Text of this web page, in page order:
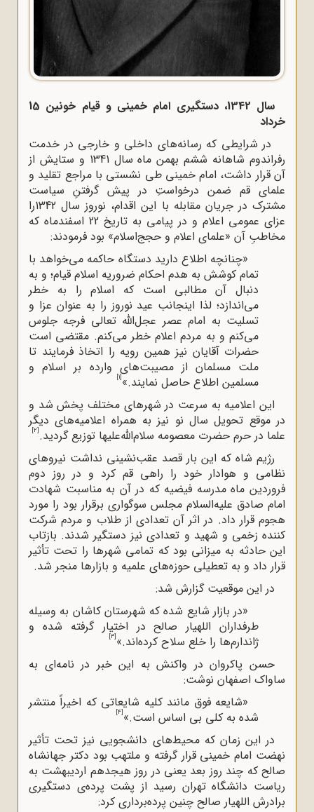
سال 1342، دستگیری امام خمینی و قیام خونین 15
خرداد
در شرایطی که رسانه‌های داخلی و خارجی در خدمت
رفراندوم شاهانه ششم بهمن ماه سال 1341 و ستایش از
آن قرار داشت، امام خمینی طی نشستی با مراجع تقلید و
علمای قم ضمن درخواستِ در پیش گرفتنِ سیاست
مشترک در جریان مقابله با این اقدام، نوروز سال 1342را
عزای عمومی اعلام و در پیامی به تاریخ 22 اسفندماه که
مخاطبِ آن «علمای اعلام و حجج‌اسلام» بود فرمودند:
«چنانچه اطلاع دارید دستگاه حاکمه می‌خواهد با
تمام کوشش به هدم احکام ضروریه اسلام قیام؛ و به
دنبال آن مطالبی است که اسلام را به خطر
می‌اندازد؛ لذا اینجانب عید نوروز را به عنوان عزا و
تسلیت به امام عصر عجل‌الله تعالی فرجه جلوس
می‌کنم و به مردم اعلام خطر می‌کنم. مقتضی است
حضرات آقایان نیز همین رویه را اتخاذ فرمایند تا
ملت مسلمان از مصیبت‌های وارده بر اسلام و
مسلمین اطلاع حاصل نمایند.» [1]
این اعلامیه به سرعت در شهرهای مختلف پخش شد و
در موقع تحویل سال نو نیز به همراه اعلامیه‌های دیگر
علما در حرم حضرت معصومه سلام‌الله‌علیها توزیع گردید. [2]
رژیم شاه که این بار قصد عقب‌نشینی نداشت نیروهای
نظامی و هوادار خود را راهی قم کرد و در روز دوم
فروردین ماه مدرسه فیضیه که در آن به مناسبت شهادت
امام صادق علیه‌السلام مجلس سوگواری برقرار بود را مورد
هجوم قرار داد. در اثر آن تعدادی از طلاب و مردم شرکت
کننده زخمی و شهید و تعدادی نیز دستگیر شدند. بازتاب
این حادثه به میزانی بود که تمامی شهرها را تحت تأثیر
قرار داد و به تعطیلی حوزه‌های علمیه و بازارها منجر شد.
در این موقعیت گزارش شد:
«در بازار شایع شده که شهرستان کاشان به وسیله
طرفداران اللهیار صالح در اختیار گرفته شده و
ژاندارم‌ها را خلع سلاح کرده‌اند.» [3]
حسن پاکروان در واکنش به این خبر در نامه‌ای به
ساواک اصفهان نوشت:
«شایعه فوق مانند کلیه شایعاتی که اخیراً منتشر
شده به کلی بی اساس است.» [4]
در این زمان که محیط‌های دانشجویی نیز تحت تأثیر
نهضت امام خمینی قرار گرفته و ملتهب بود دکتر جهانشاه
صالح که چند روز بعد یعنی در روز هیجدهم اردیبهشت به
ریاست دانشگاه تهران رسید از پشت پرده‌ی دستگیری
برادرش اللهیار صالح چنین پرده‌برداری کرد: